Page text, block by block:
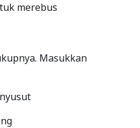
merebus
Masukkan